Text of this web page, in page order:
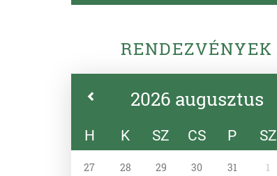
RENDEZVÉNYEK
2026 augusztus
H K SZ CS P SZ
27 28 29 30 31 1